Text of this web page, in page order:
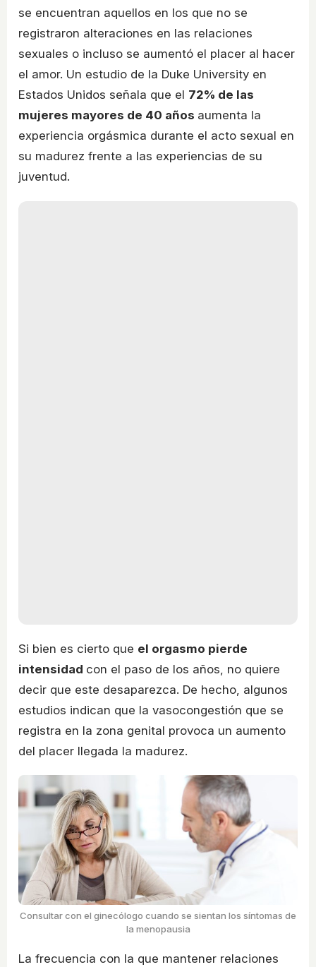
se encuentran aquellos en los que no se
registraron alteraciones en las relaciones
sexuales o incluso se aumentó el placer al hacer
el amor. Un estudio de la Duke University en
Estados Unidos señala que el 72% de las
mujeres mayores de 40 años aumenta la
experiencia orgásmica durante el acto sexual en
su madurez frente a las experiencias de su
juventud.
Si bien es cierto que el orgasmo pierde
intensidad con el paso de los años, no quiere
decir que este desaparezca. De hecho, algunos
estudios indican que la vasocongestión que se
registra en la zona genital provoca un aumento
del placer llegada la madurez.
Consultar con el ginecólogo cuando se sientan los síntomas de
la menopausia
La frecuencia con la que mantener relaciones